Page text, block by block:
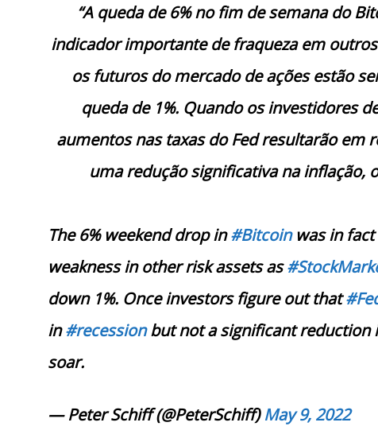
“A queda de 6% no fim de semana do
indicador importante de fraqueza em
os futuros do mercado de ações estão
queda de 1%. Quando os investidores
aumentos nas taxas do Fed resultarão em
uma redução significativa na inflação,
The 6% weekend drop in#Bitcoinwas in fact
weakness in other risk assets as
down 1%. Once investors figure out that
in#recessionbut not a significant reduction
soar.
— Peter Schiff (@PeterSchiff)May 9, 2022